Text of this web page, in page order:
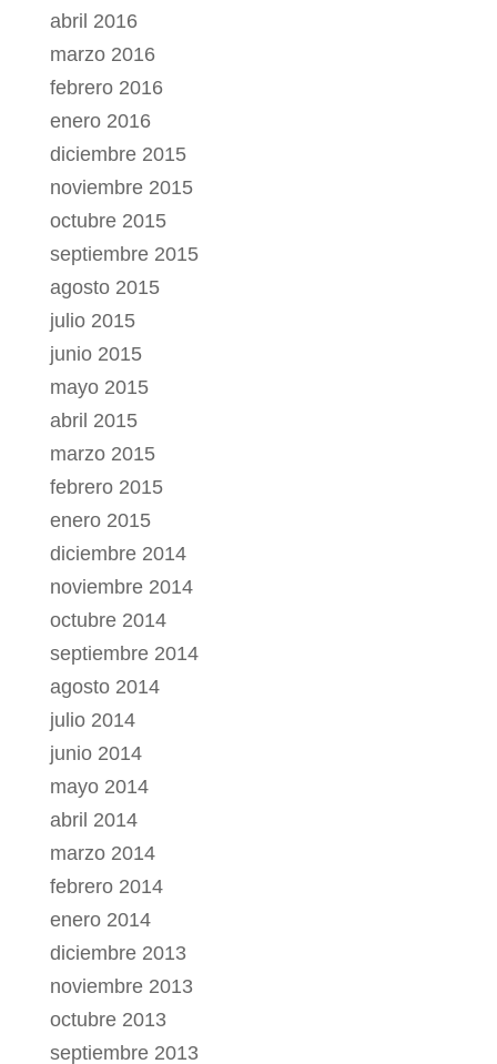
abril 2016
marzo 2016
febrero 2016
enero 2016
diciembre 2015
noviembre 2015
octubre 2015
septiembre 2015
agosto 2015
julio 2015
junio 2015
mayo 2015
abril 2015
marzo 2015
febrero 2015
enero 2015
diciembre 2014
noviembre 2014
octubre 2014
septiembre 2014
agosto 2014
julio 2014
junio 2014
mayo 2014
abril 2014
marzo 2014
febrero 2014
enero 2014
diciembre 2013
noviembre 2013
octubre 2013
septiembre 2013